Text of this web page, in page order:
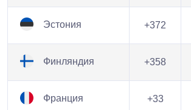
Эстония +372
Финляндия +358
Франция +33